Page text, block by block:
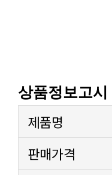
상품정보고시
제품명
판매가격